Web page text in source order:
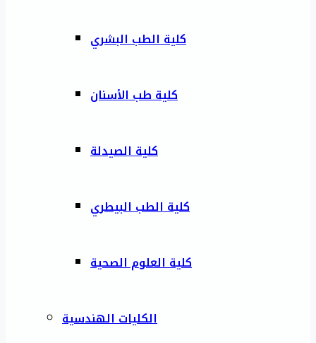
كلية الطب البشري
كلية طب الأسنان
كلية الصيدلة
كلية الطب البيطري
كلية العلوم الصحية
الكليات الهندسية